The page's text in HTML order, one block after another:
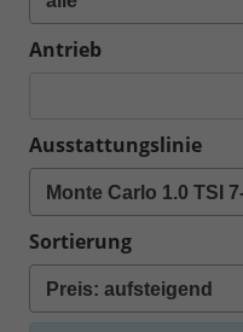
Antrieb
Ausstattungslinie
Sortierung